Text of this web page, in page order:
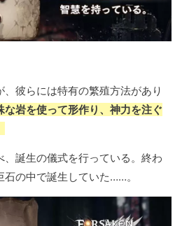
彼らには特有の繁殖方法があり
な岩を使って形作り、神力を注ぐ
誕生の儀式を行っている。終わ
の中で誕生していた……。